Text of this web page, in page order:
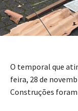
O temporal que
feira, 28 de
Construções foram